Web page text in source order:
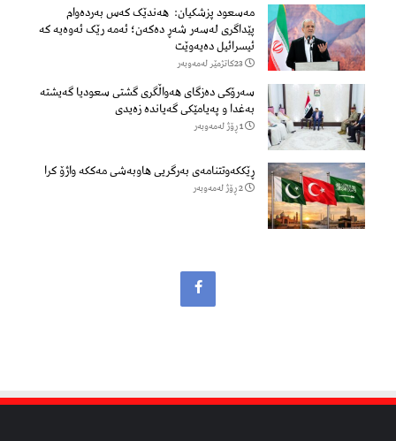
مەسعود پزشكیان: هەندێک کەس بەردەوام
پێداگری لەسەر شەڕ دەكەن؛ ئەمە رێک ئەوەیە کە
ئیسرائیل دەیەوێت
23كاتژمێر لەمەوبەر
سەرۆكی دەزگای هەواڵگری گشتی سعودیا گەیشتە
بەغدا و پەیامێكی گەیاندە زەیدی
1 ڕۆژ لەمەوبەر
ڕێککەوتتنامەی بەرگریی هاوبەشی مەککە واژۆ کرا
2 ڕۆژ لەمەوبەر